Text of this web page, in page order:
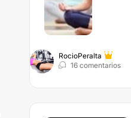
RocioPeralta
16 comentarios